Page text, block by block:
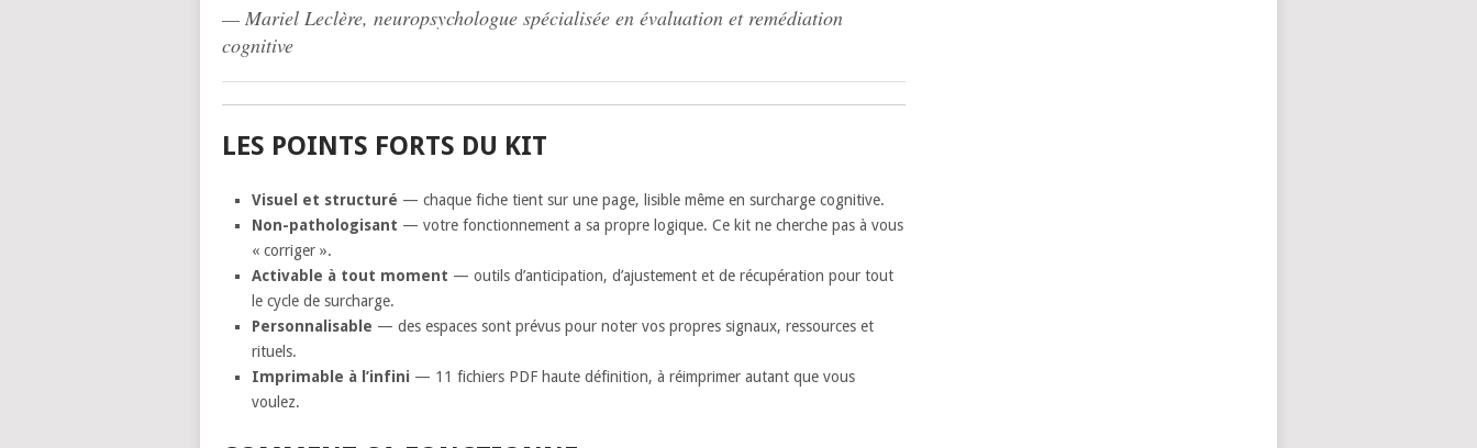
— Mariel Leclère, neuropsychologue spécialisée en évaluation et remédiation
cognitive
LES POINTS FORTS DU KIT
Visuel et structuré — chaque fiche tient sur une page, lisible même en surcharge cognitive.
Non-pathologisant — votre fonctionnement a sa propre logique. Ce kit ne cherche pas à vous
« corriger ».
Activable à tout moment — outils d’anticipation, d’ajustement et de récupération pour tout
le cycle de surcharge.
Personnalisable — des espaces sont prévus pour noter vos propres signaux, ressources et
rituels.
Imprimable à l’infini — 11 fichiers PDF haute définition, à réimprimer autant que vous
voulez.